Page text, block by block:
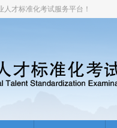
才标准化考试服务平台！